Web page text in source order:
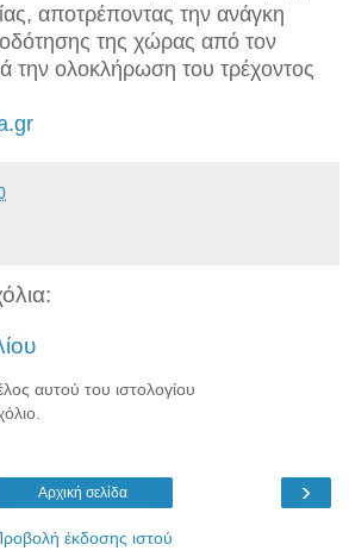
αποτρέποντας την ανάγκη
της χώρας από τον
την ολοκλήρωση του τρέχοντος
αυτού του ιστολογίου
›
Αρχική σελίδα
έκδοσης ιστού